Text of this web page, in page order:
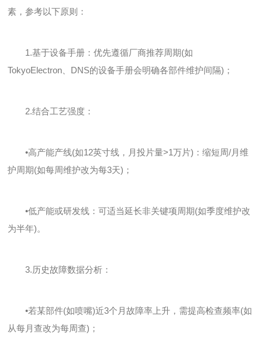
素，参考以下原则：
1.基于设备手册：优先遵循厂商推荐周期(如
TokyoElectron、DNS的设备手册会明确各部件维护间隔)；
2.结合工艺强度：
•高产能产线(如12英寸线，月投片量>1万片)：缩短周/月维
护周期(如每周维护改为每3天)；
•低产能或研发线：可适当延长非关键项周期(如季度维护改
为半年)。
3.历史故障数据分析：
•若某部件(如喷嘴)近3个月故障率上升，需提高检查频率(如
从每月查改为每周查)；